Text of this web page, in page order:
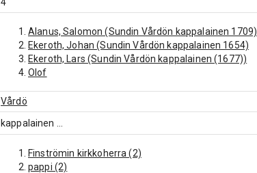
Alanus, Salomon (Sundin Vårdön kappalainen 1709)
Ekeroth, Johan (Sundin Vårdön kappalainen 1654)
Ekeroth, Lars (Sundin Vårdön kappalainen (1677))
Olof
Vårdö
kappalainen
Finströmin kirkkoherra (2)
pappi (2)